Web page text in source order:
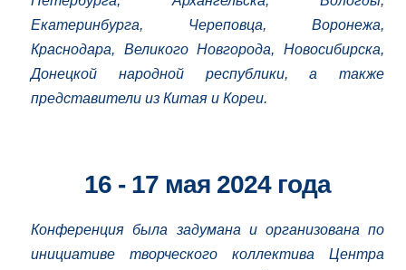
Екатеринбурга, Череповца, Воронежа,
Краснодара, Великого Новгорода, Новосибирска,
Донецкой народной республики, а также
представители из Китая и Кореи.
16 - 17 мая 2024 года
Конференция была задумана и организована по
инициативе творческого коллектива Центра